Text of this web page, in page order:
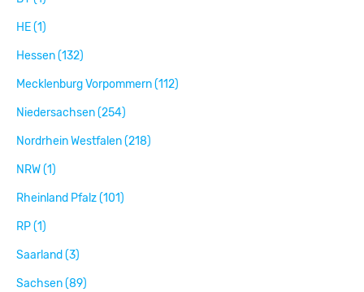
HE (1)
Hessen (132)
Mecklenburg Vorpommern (112)
Niedersachsen (254)
Nordrhein Westfalen (218)
NRW (1)
Rheinland Pfalz (101)
RP (1)
Saarland (3)
Sachsen (89)